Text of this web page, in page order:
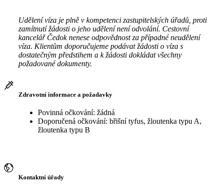
Udělení víza je plně v kompetenci zastupitelských úřadů, proti
zamítnutí žádosti o jeho udělení není odvolání. Cestovní
kancelář Čedok nenese odpovědnost za případné neudělení
víza. Klientům doporučujeme podávat žádosti o víza s
dostatečným předstihem a k žádosti dokládat všechny
požadované dokumenty.
Zdravotní informace a požadavky
Povinná očkování: žádná
Doporučená očkování: břišní tyfus, žloutenka typu A,
žloutenka typu B
Kontaktní úřady